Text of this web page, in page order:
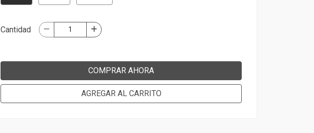
Cantidad
COMPRAR AHORA
AGREGAR AL CARRITO